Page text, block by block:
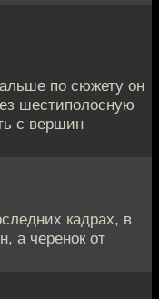
по сюжету он
шестиполосную
с вершин
кадрах, в
а черенок от